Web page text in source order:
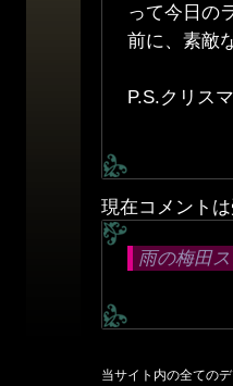
って今日の
前に、素敵
P.S.クリス
現在コメント
雨の梅田
当サイト内の全ての